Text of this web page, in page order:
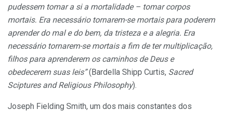
pudessem tomar a si a mortalidade – tomar corpos
mortais. Era necessário tornarem-se mortais para poderem
aprender do mal e do bem, da tristeza e a alegria. Era
necessário tornarem-se mortais a fim de ter multiplicação,
filhos para aprenderem os caminhos de Deus e
obedecerem suas leis”(Bardella Shipp Curtis, Sacred
Sciptures and Religious Philosophy).
Joseph Fielding Smith, um dos mais constantes dos